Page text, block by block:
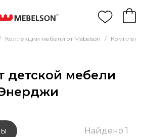
Коллекции мебели от Mebelson /
детской мебели
Найдено 1